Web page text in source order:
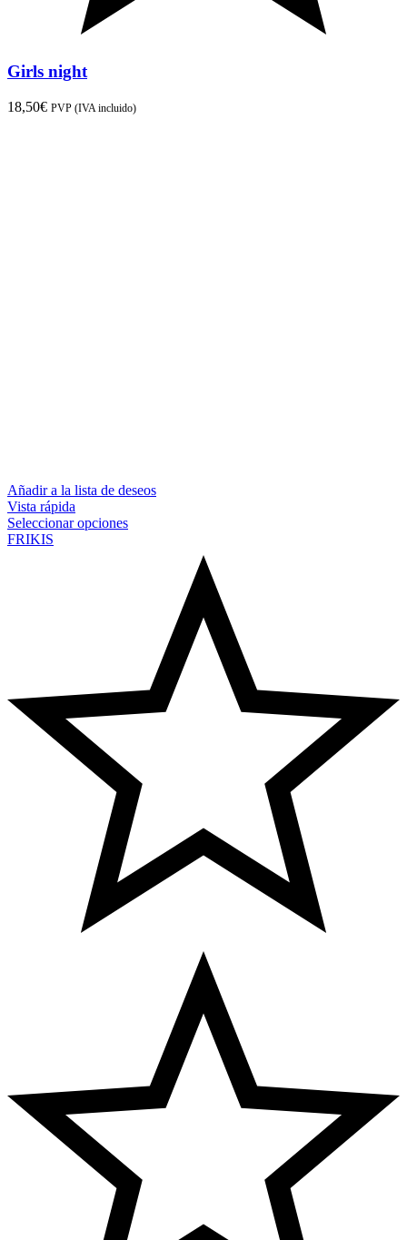
Girls night
18,50€ PVP (IVA incluido)
Añadir a la lista de deseos
Vista rápida
Seleccionar opciones
FRIKIS